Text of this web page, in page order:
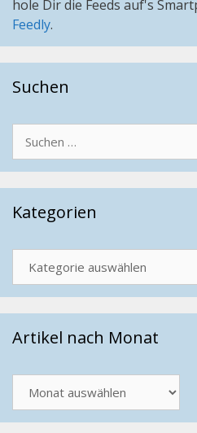
hole Dir die Feeds auf's
Feedly.
Suchen
Suchen
nach:
Kategorien
Artikel nach Monat
nach
Monat